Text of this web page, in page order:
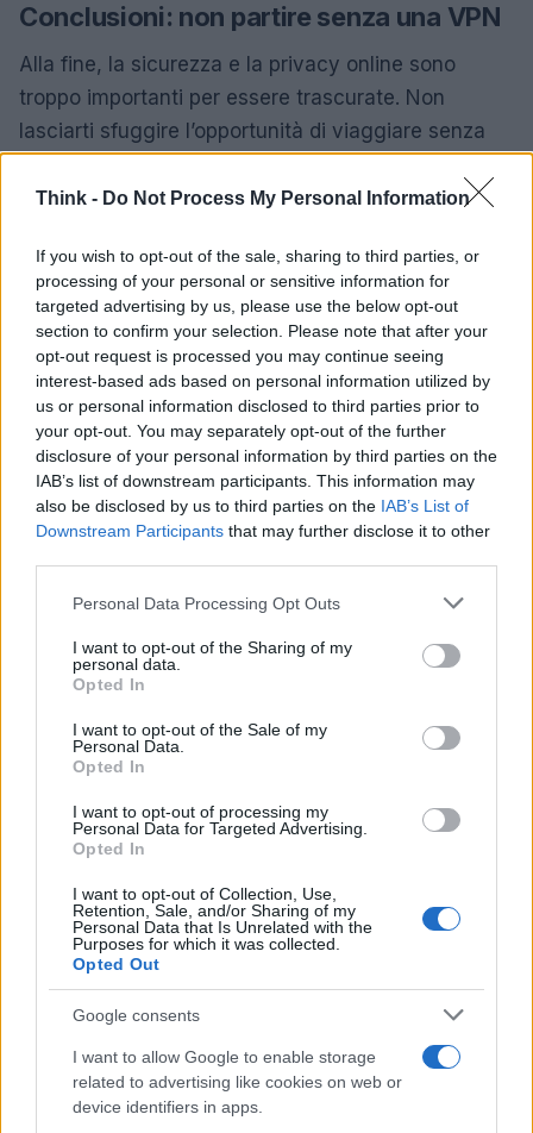
Think - Do Not Process My Personal Information
If you wish to opt-out of the sale, sharing to third parties, or
processing of your personal or sensitive information for
targeted advertising by us, please use the below opt-out
section to confirm your selection. Please note that after your
opt-out request is processed you may continue seeing
interest-based ads based on personal information utilized by
us or personal information disclosed to third parties prior to
your opt-out. You may separately opt-out of the further
disclosure of your personal information by third parties on the
IAB’s list of downstream participants. This information may
also be disclosed by us to third parties on the IAB’s List of
Downstream Participants that may further disclose it to other
Please note that this website/app uses one or more Google
not limited to your visit or usage behaviour. You may click to
grant or deny consent to Google and its third-party tags to
use your data for below specified purposes in below Google
consent section.
Personal Data Processing Opt Outs
I want to opt-out of the Sharing of my
personal data.
Opted In
I want to opt-out of the Sale of my
Personal Data.
Opted In
I want to opt-out of processing my
Personal Data for Targeted Advertising.
Opted In
I want to opt-out of Collection, Use,
Retention, Sale, and/or Sharing of my
Personal Data that Is Unrelated with the
Purposes for which it was collected.
Opted Out
Google consents
I want to allow Google to enable storage
related to advertising like cookies on web or
device identifiers in apps.
Conclusioni: non partire senza una VPN
Alla fine, la sicurezza e la privacy online sono
troppo importanti per essere trascurate. Non
lasciarti sfuggire l’opportunità di viaggiare senza
contenuti in tutto il mondo. Ricorda, senza una VPN
preparato e goditi ogni istante della tua avventura!
Hai già scelto la tua VPN ideale?
AUTORE
Staff
FUTURE